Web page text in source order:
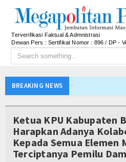
Terverifikasi Faktual & Admnistrasi
Dewan Pers : Sertifikat Nomor : 896 / DP -
BREAKING NEWS
PTPN I Ubah
PWHI Kota
PWI dan AFPI
Ketua KPU Kabupaten
Harapkan Adanya
Kepada Semua Elemen
Terciptanya Pemilu